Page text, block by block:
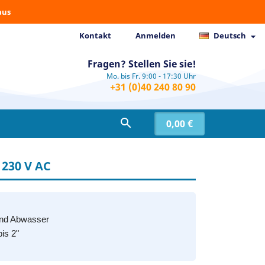
Kontakt Anmelden Deutsch 
Fragen? Stellen Sie sie!
Mo. bis Fr. 9:00 - 17:30 Uhr
+31 (0)40 240 80 90
0,00 €

V AC
Abwasser
2"